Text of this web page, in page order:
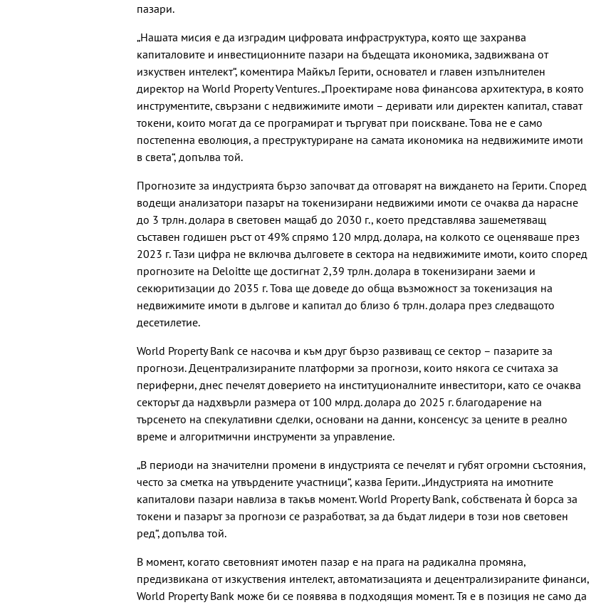
пазари.
„Нашата мисия е да изградим цифровата инфраструктура, която ще захранва
капиталовите и инвестиционните пазари на бъдещата икономика, задвижвана от
изкуствен интелект“, коментира Майкъл Герити, основател и главен изпълнителен
директор на World Property Ventures. „Проектираме нова финансова архитектура, в която
инструментите, свързани с недвижимите имоти – деривати или директен капитал, стават
токени, които могат да се програмират и търгуват при поискване. Това не е само
постепенна еволюция, а преструктуриране на самата икономика на недвижимите имоти
в света“, допълва той.
Прогнозите за индустрията бързо започват да отговарят на виждането на Герити. Според
водещи анализатори пазарът на токенизирани недвижими имоти се очаква да нарасне
до 3 трлн. долара в световен мащаб до 2030 г., което представлява зашеметяващ
съставен годишен ръст от 49% спрямо 120 млрд. долара, на колкото се оценяваше през
2023 г. Тази цифра не включва дълговете в сектора на недвижимите имоти, които според
прогнозите на Deloitte ще достигнат 2,39 трлн. долара в токенизирани заеми и
секюритизации до 2035 г. Това ще доведе до обща възможност за токенизация на
недвижимите имоти в дългове и капитал до близо 6 трлн. долара през следващото
десетилетие.
World Property Bank се насочва и към друг бързо развиващ се сектор – пазарите за
прогнози. Децентрализираните платформи за прогнози, които някога се считаха за
периферни, днес печелят доверието на институционалните инвеститори, като се очаква
секторът да надхвърли размера от 100 млрд. долара до 2025 г. благодарение на
търсенето на спекулативни сделки, основани на данни, консенсус за цените в реално
време и алгоритмични инструменти за управление.
„В периоди на значителни промени в индустрията се печелят и губят огромни състояния,
често за сметка на утвърдените участници“, казва Герити. „Индустрията на имотните
капиталови пазари навлиза в такъв момент. World Property Bank, собствената ѝ борса за
токени и пазарът за прогнози се разработват, за да бъдат лидери в този нов световен
ред“, допълва той.
В момент, когато световният имотен пазар е на прага на радикална промяна,
предизвикана от изкуствения интелект, автоматизацията и децентрализираните финанси,
World Property Bank може би се появява в подходящия момент. Тя е в позиция не само да
НАП: Всяко трето
проверено заведение
по Черноморието е с
Спартак обяви
Стотици трудови
инциденти у нас са
свързани с работата в
жегите
Глобиха мъж за
плажа във Варна
утре